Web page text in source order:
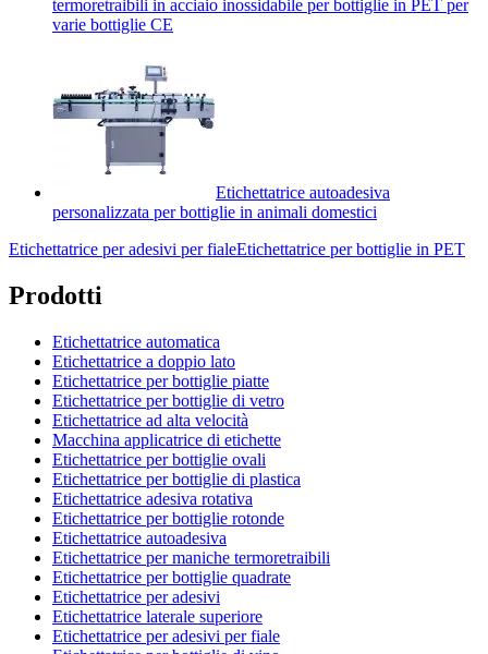
termoretraibili in acciaio inossidabile per bottiglie in PET per
varie bottiglie CE
Etichettatrice autoadesiva
personalizzata per bottiglie in animali domestici
Etichettatrice per adesivi per fialeEtichettatrice per bottiglie in PET
Prodotti
Etichettatrice automatica
Etichettatrice a doppio lato
Etichettatrice per bottiglie piatte
Etichettatrice per bottiglie di vetro
Etichettatrice ad alta velocità
Macchina applicatrice di etichette
Etichettatrice per bottiglie ovali
Etichettatrice per bottiglie di plastica
Etichettatrice adesiva rotativa
Etichettatrice per bottiglie rotonde
Etichettatrice autoadesiva
Etichettatrice per maniche termoretraibili
Etichettatrice per bottiglie quadrate
Etichettatrice per adesivi
Etichettatrice laterale superiore
Etichettatrice per adesivi per fiale